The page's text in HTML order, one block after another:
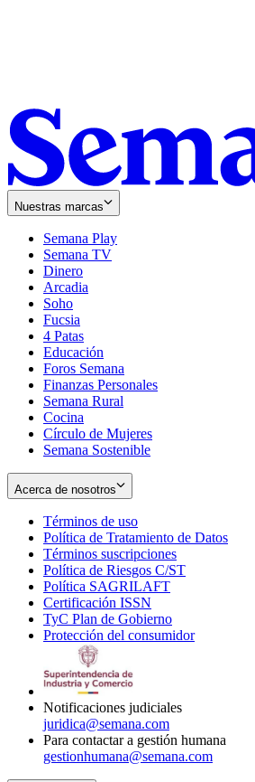
Nuestras marcas
Semana Play
Semana TV
Dinero
Arcadia
Soho
in
new
window
Fucsia
in
new
window
4 Patas
Educación
Foros Semana
Finanzas Personales
Semana Rural
Cocina
Círculo de Mujeres
Semana Sostenible
Acerca de nosotros
Términos de uso
in
new
window
Política de Tratamiento de Datos
Términos suscripciones
in
Política de Riesgos C/ST
Política SAGRILAFT
new
window
Certificación ISSN
in
new
TyC Plan de Gobierno
in
Protección del consumidorOpens
Notificaciones judiciales
juridica@semana.com
Para contactar a gestión humana
gestionhumana@semana.com